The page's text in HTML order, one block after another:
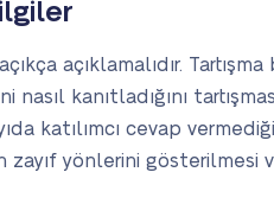
açıklamalıdır.
kanıtladığını
katılımcı cevap
yönlerini gösterilmesi